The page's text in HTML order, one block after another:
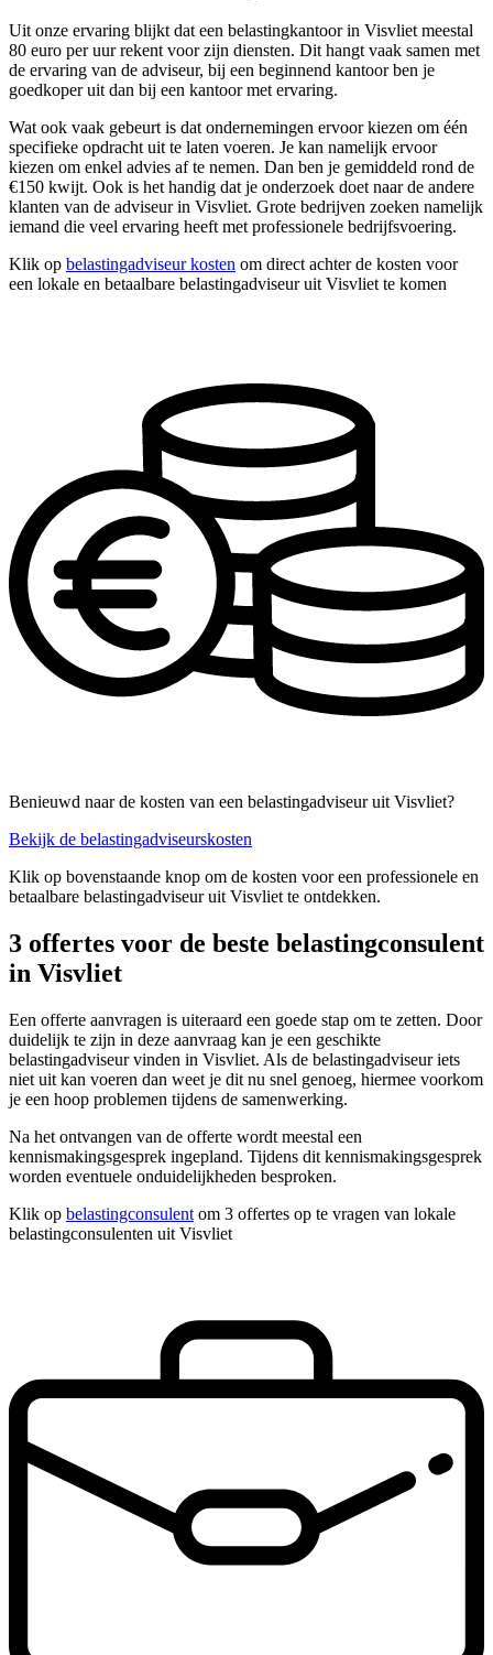
Uit onze ervaring blijkt dat een belastingkantoor in Visvliet meestal
80 euro per uur rekent voor zijn diensten. Dit hangt vaak samen met
de ervaring van de adviseur, bij een beginnend kantoor ben je
goedkoper uit dan bij een kantoor met ervaring.
Wat ook vaak gebeurt is dat ondernemingen ervoor kiezen om één
specifieke opdracht uit te laten voeren. Je kan namelijk ervoor
kiezen om enkel advies af te nemen. Dan ben je gemiddeld rond de
€150 kwijt. Ook is het handig dat je onderzoek doet naar de andere
klanten van de adviseur in Visvliet. Grote bedrijven zoeken namelijk
iemand die veel ervaring heeft met professionele bedrijfsvoering.
Klik op belastingadviseur kosten om direct achter de kosten voor
een lokale en betaalbare belastingadviseur uit Visvliet te komen
Benieuwd naar de kosten van een belastingadviseur uit Visvliet?
Bekijk de belastingadviseurskosten
Klik op bovenstaande knop om de kosten voor een professionele en
betaalbare belastingadviseur uit Visvliet te ontdekken.
3 offertes voor de beste belastingconsulent
in Visvliet
Een offerte aanvragen is uiteraard een goede stap om te zetten. Door
duidelijk te zijn in deze aanvraag kan je een geschikte
belastingadviseur vinden in Visvliet. Als de belastingadviseur iets
niet uit kan voeren dan weet je dit nu snel genoeg, hiermee voorkom
je een hoop problemen tijdens de samenwerking.
Na het ontvangen van de offerte wordt meestal een
kennismakingsgesprek ingepland. Tijdens dit kennismakingsgesprek
worden eventuele onduidelijkheden besproken.
Klik op belastingconsulent om 3 offertes op te vragen van lokale
belastingconsulenten uit Visvliet